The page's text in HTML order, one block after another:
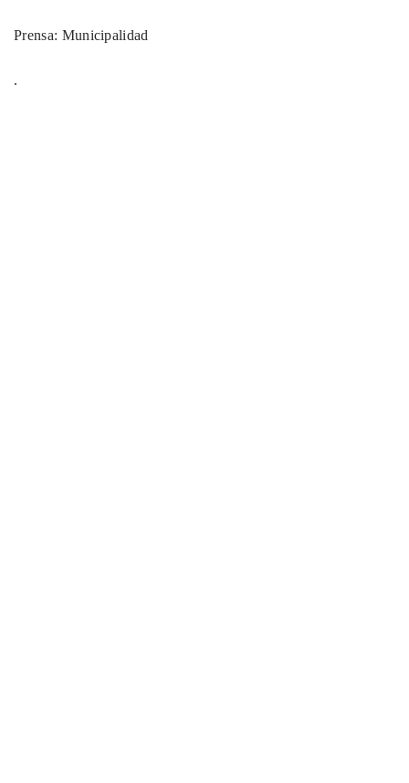
Prensa: Municipalidad
.